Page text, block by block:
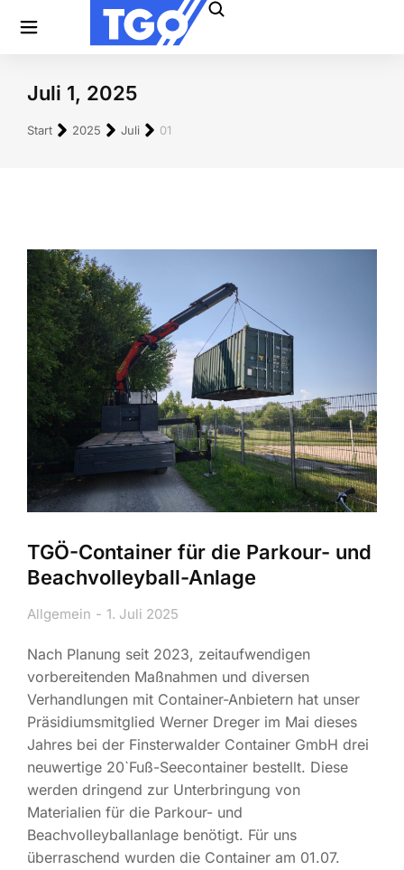
Juli 1, 2025
Sie befinden sich hier:
Start 2025 Juli 01
TGÖ-Container für die Parkour- und
Beachvolleyball-Anlage
Allgemein 1. Juli 2025
Nach Planung seit 2023, zeitaufwendigen
vorbereitenden Maßnahmen und diversen
Verhandlungen mit Container-Anbietern hat unser
Präsidiumsmitglied Werner Dreger im Mai dieses
Jahres bei der Finsterwalder Container GmbH drei
neuwertige 20`Fuß-Seecontainer bestellt. Diese
werden dringend zur Unterbringung von
Materialien für die Parkour- und
Beachvolleyballanlage benötigt. Für uns
überraschend wurden die Container am 01.07.